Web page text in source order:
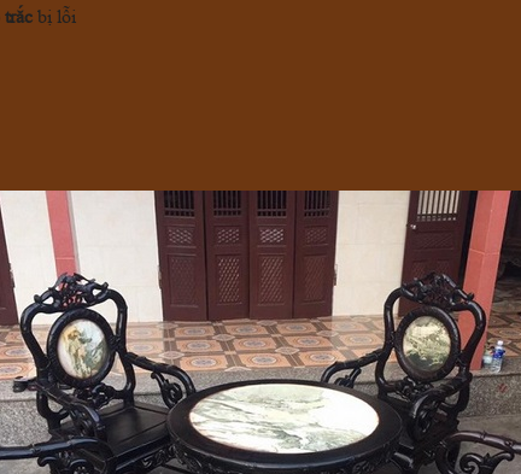
trắc bị lỗi